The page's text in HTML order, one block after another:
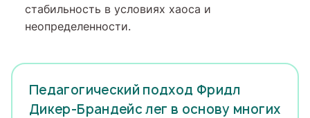
стабильность в условиях хаоса и
неопределенности.
Педагогический подход Фридл
Дикер-Брандейс лег в основу многих